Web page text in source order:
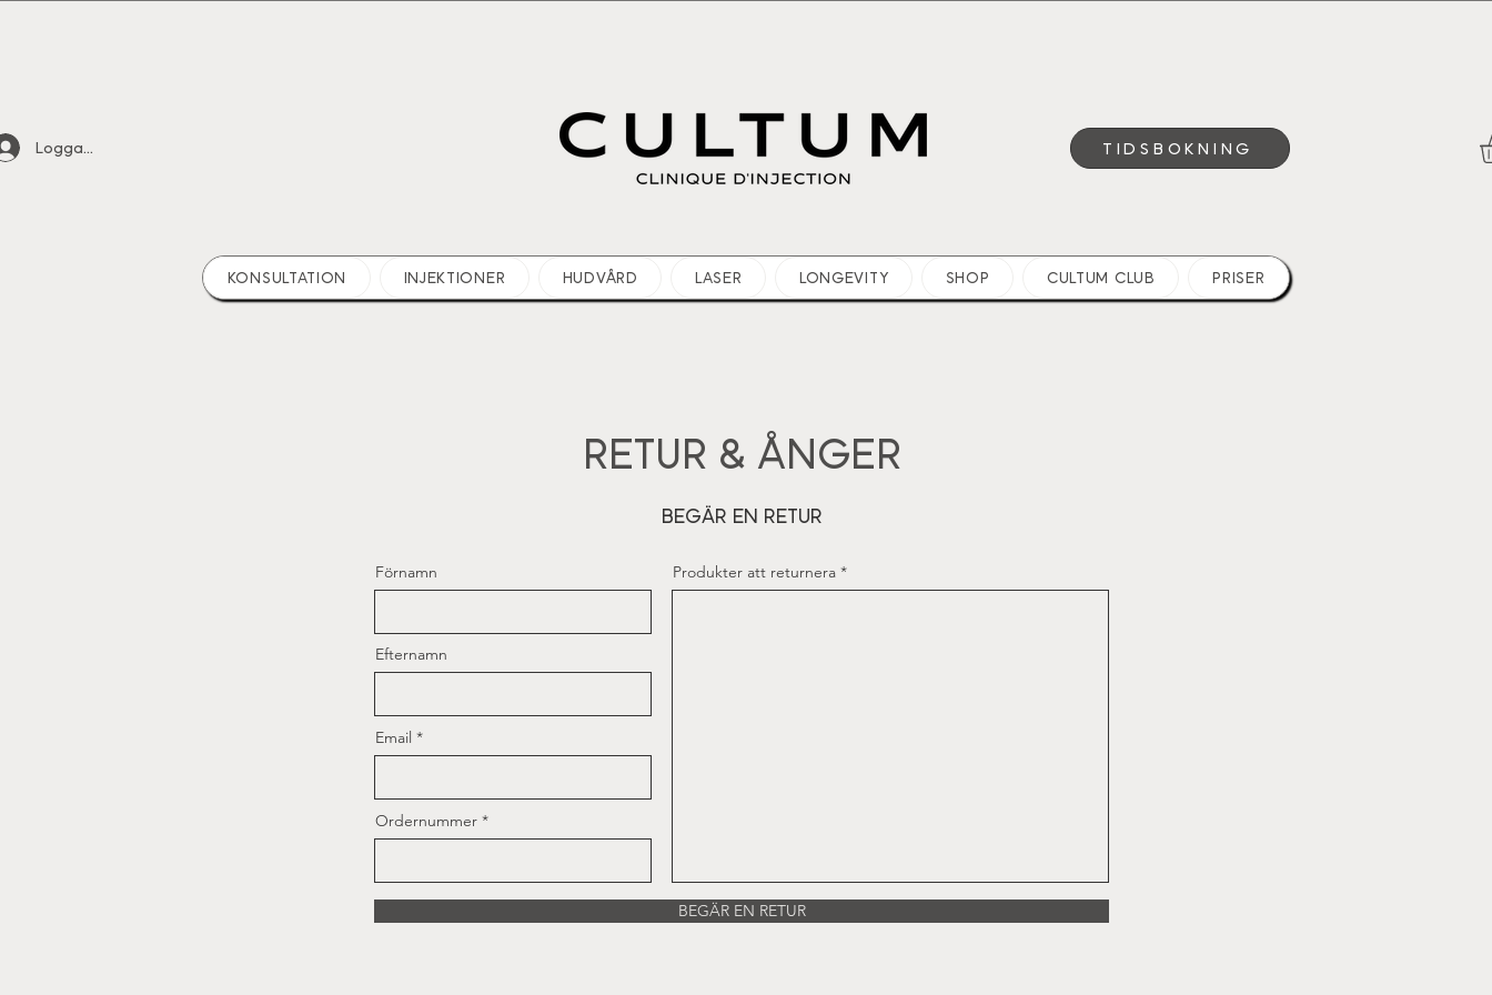
Logga in TIDSBOKNING
KONSULTATION INJEKTIONER HUDVÅRD LASER LONGEVITY SHOP CULTUM CLUB PRISER
RETUR & ÅNGER
BEGÄR EN RETUR
Förnamn
Efternamn
Email
Ordernummer
Produkter att returnera
BEGÄR EN RETUR